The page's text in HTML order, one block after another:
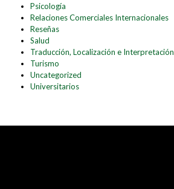
Psicología
Relaciones Comerciales Internacionales
Reseñas
Salud
Traducción, Localización e Interpretación
Turismo
Uncategorized
Universitarios